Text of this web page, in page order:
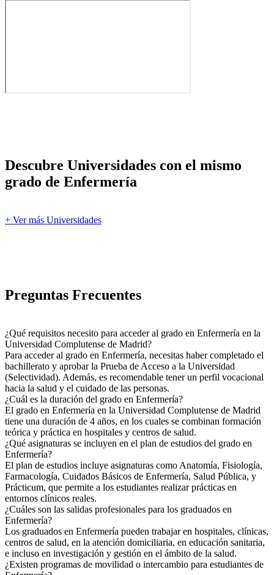
Descubre Universidades con el mismo
grado de Enfermería
+ Ver más Universidades
Preguntas Frecuentes
¿Qué requisitos necesito para acceder al grado en Enfermería en la
Universidad Complutense de Madrid?
Para acceder al grado en Enfermería, necesitas haber completado el
bachillerato y aprobar la Prueba de Acceso a la Universidad
(Selectividad). Además, es recomendable tener un perfil vocacional
hacia la salud y el cuidado de las personas.
¿Cuál es la duración del grado en Enfermería?
El grado en Enfermería en la Universidad Complutense de Madrid
tiene una duración de 4 años, en los cuales se combinan formación
teórica y práctica en hospitales y centros de salud.
¿Qué asignaturas se incluyen en el plan de estudios del grado en
Enfermería?
El plan de estudios incluye asignaturas como Anatomía, Fisiología,
Farmacología, Cuidados Básicos de Enfermería, Salud Pública, y
Prácticum, que permite a los estudiantes realizar prácticas en
entornos clínicos reales.
¿Cuáles son las salidas profesionales para los graduados en
Enfermería?
Los graduados en Enfermería pueden trabajar en hospitales, clínicas,
centros de salud, en la atención domiciliaria, en educación sanitaria,
e incluso en investigación y gestión en el ámbito de la salud.
¿Existen programas de movilidad o intercambio para estudiantes de